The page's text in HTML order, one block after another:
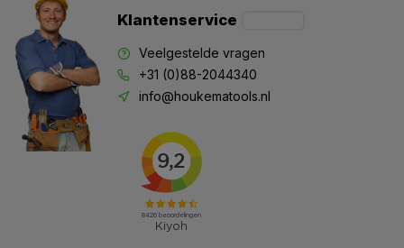
Klantenservice
Veelgestelde vragen
+31 (0)88-2044340
info@houkematools.nl